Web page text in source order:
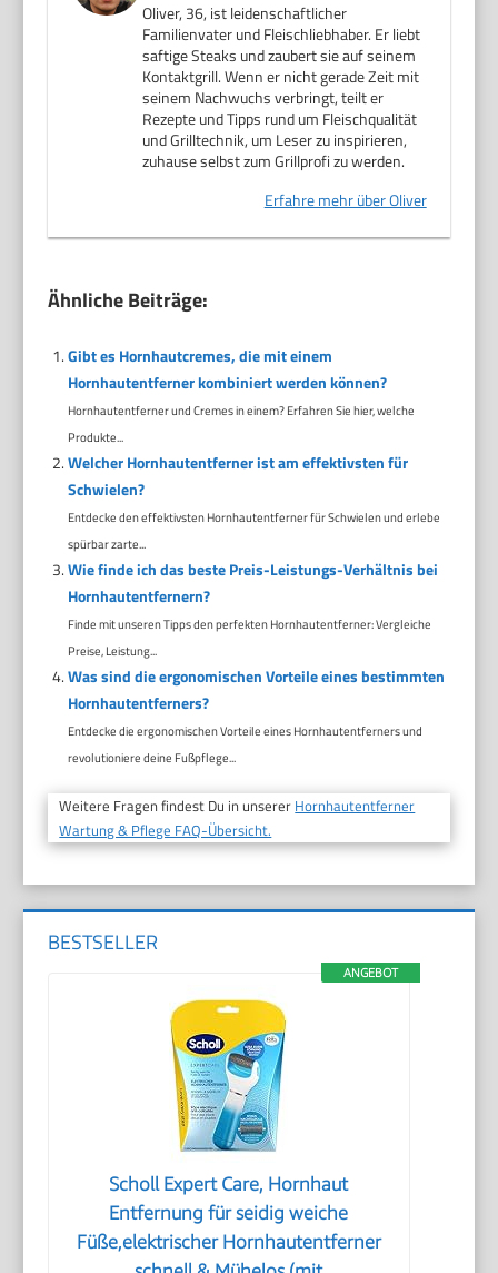
Oliver, 36, ist leidenschaftlicher
Familienvater und Fleischliebhaber. Er liebt
saftige Steaks und zaubert sie auf seinem
Kontaktgrill. Wenn er nicht gerade Zeit mit
seinem Nachwuchs verbringt, teilt er
Rezepte und Tipps rund um Fleischqualität
und Grilltechnik, um Leser zu inspirieren,
zuhause selbst zum Grillprofi zu werden.
Erfahre mehr über Oliver
Ähnliche Beiträge:
Gibt es Hornhautcremes, die mit einem
Hornhautentferner kombiniert werden können?
Hornhautentferner und Cremes in einem? Erfahren Sie hier, welche
Produkte...
Welcher Hornhautentferner ist am effektivsten für
Schwielen?
Entdecke den effektivsten Hornhautentferner für Schwielen und erlebe
spürbar zarte...
Wie finde ich das beste Preis-Leistungs-Verhältnis bei
Hornhautentfernern?
Finde mit unseren Tipps den perfekten Hornhautentferner: Vergleiche
Preise, Leistung...
Was sind die ergonomischen Vorteile eines bestimmten
Hornhautentferners?
Entdecke die ergonomischen Vorteile eines Hornhautentferners und
revolutioniere deine Fußpflege...
Weitere Fragen findest Du in unserer Hornhautentferner
Wartung & Pflege FAQ-Übersicht.
BESTSELLER
ANGEBOT
Scholl Expert Care, Hornhaut
Entfernung für seidig weiche
Füße,elektrischer Hornhautentferner